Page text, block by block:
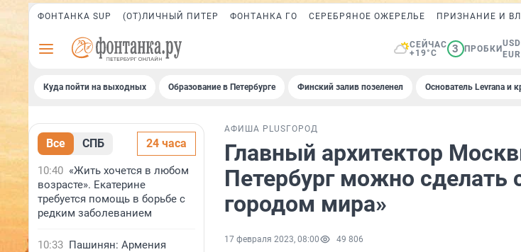
ФОНТАНКА SUP (ОТ)ЛИЧНЫЙ ПИТЕР ФОНТАНКА ГО СЕРЕБРЯНОЕ ОЖЕРЕЛЬЕ ПРИЗНАНИЕ И
СЕЙЧАС
+19°C
3 ПРОБКИ
Куда пойти на выходных Образование в Петербурге Финский залив позеленел Основатель Levrana и
Все СПБ 24 часа
10:40 «Жить хочется в любом
возрасте». Екатерине
требуется помощь в борьбе с
редким заболеванием
10:33 Пашинян: Армения
АФИША PLUS ГОРОД
Главный архитектор
Петербург можно
городом мира»
17 февраля 2023, 08:00 49 806